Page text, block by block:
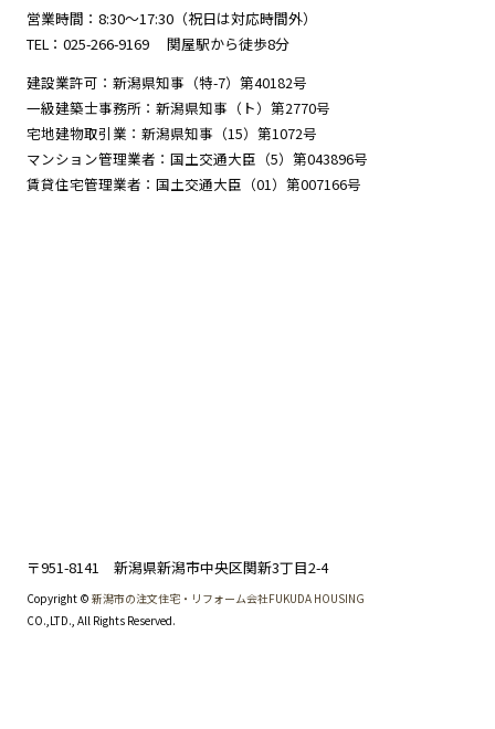
営業時間：8:30～17:30（祝日は対応時間外）
TEL：025-266-9169
関屋駅から徒歩8分
建設業許可：新潟県知事（特-7）第40182号
一級建築士事務所：新潟県知事（ト）第2770号
宅地建物取引業：新潟県知事（15）第1072号
マンション管理業者：国土交通大臣（5）第043896号
賃貸住宅管理業者：国土交通大臣（01）第007166号
〒951-8141 新潟県新潟市中央区関新3丁目2-4
Copyright © 新潟市の注文住宅・リフォーム会社FUKUDA HOUSING
CO.,LTD., All Rights Reserved.